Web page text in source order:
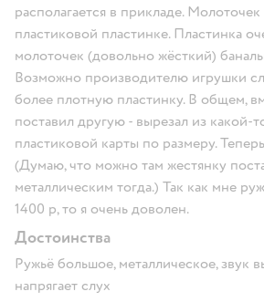
располагается в прикладе.
пластиковой пластинке. Пластинка
молоточек (довольно жёсткий)
Возможно производителю игрушки
более плотную пластинку. В общем,
поставил другую - вырезал из какой-
пластиковой карты по размеру.
(Думаю, что можно там жестянку
металлическим тогда.) Так как мне
1400 р, то я очень доволен.
Достоинства
Ружьё большое, металлическое, звук
напрягает слух